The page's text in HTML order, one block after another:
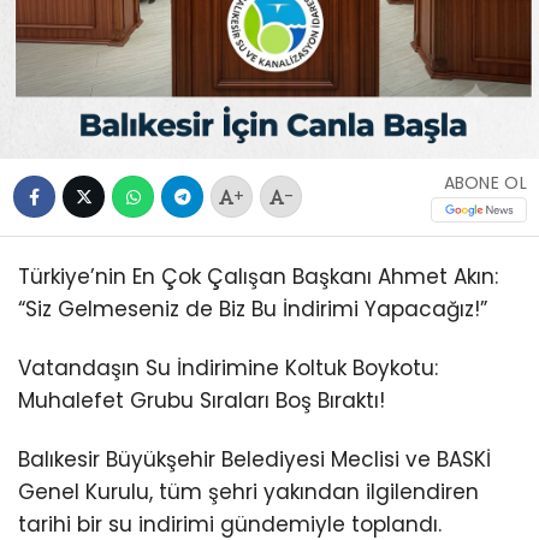
+ -
ABONE OL
Türkiye’nin En Çok Çalışan Başkanı Ahmet Akın:
“Siz Gelmeseniz de Biz Bu İndirimi Yapacağız!”
Vatandaşın Su İndirimine Koltuk Boykotu:
Muhalefet Grubu Sıraları Boş Bıraktı!
Balıkesir Büyükşehir Belediyesi Meclisi ve BASKİ
Genel Kurulu, tüm şehri yakından ilgilendiren
tarihi bir su indirimi gündemiyle toplandı.